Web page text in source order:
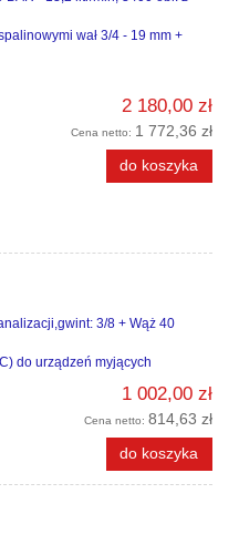
wał 3/4 - 19 mm +
2 180,00 zł
Cena netto: 1 772,36 zł
do koszyka
3/8 + Wąż 40
do urządzeń myjących
1 002,00 zł
Cena netto: 814,63 zł
do koszyka